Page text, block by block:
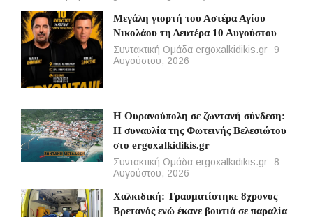
Μεγάλη γιορτή του Αστέρα Αγίου
Νικολάου τη Δευτέρα 10 Αυγούστου
Συντακτική Ομάδα ergoxalkidikis.gr
9
Αυγούστου, 2026
Η Ουρανούπολη σε ζωντανή σύνδεση:
Η συναυλία της Φωτεινής Βελεσιώτου
στο ergoxalkidikis.gr
Συντακτική Ομάδα ergoxalkidikis.gr
8
Αυγούστου, 2026
Χαλκιδική: Τραυματίστηκε 8χρονος
Βρετανός ενώ έκανε βουτιά σε παραλία